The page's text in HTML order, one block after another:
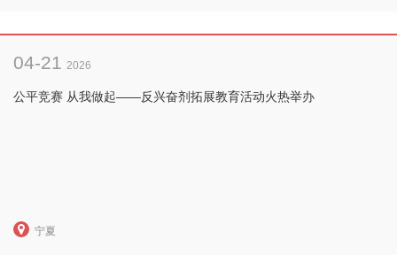
04-21 2026
公平竞赛 从我做起——反兴奋剂拓展教育活动火热举办
宁夏